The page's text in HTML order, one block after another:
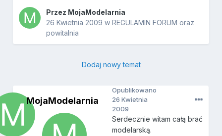
Przez MojaModelarnia
26 Kwietnia 2009 wREGULAMIN FORUM oraz
powitalnia
Dodaj nowy temat
MojaModelarnia
Opublikowano
26 Kwietnia
2009
Serdecznie witam całą brać
modelarską.